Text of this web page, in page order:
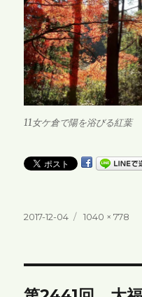
11女ケ倉で陽を浴びる紅葉
投
2017-12-04
フ
1040 × 778